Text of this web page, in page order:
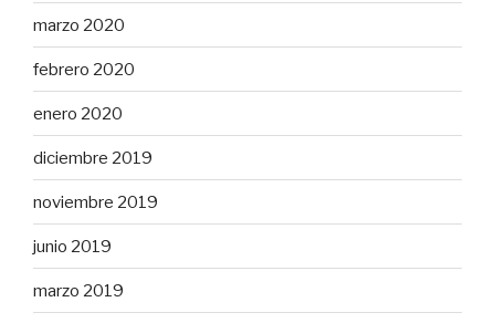
marzo 2020
febrero 2020
enero 2020
diciembre 2019
noviembre 2019
junio 2019
marzo 2019